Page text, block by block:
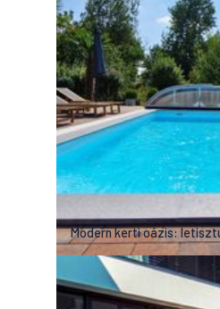
Modern kerti oázis: